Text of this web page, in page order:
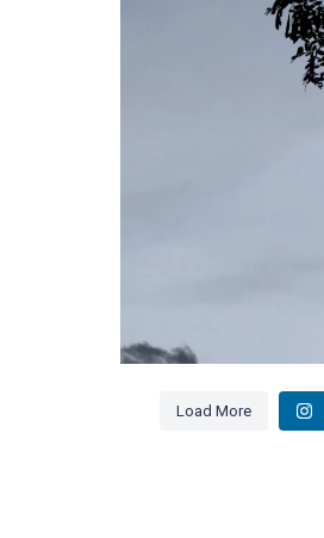
6
Load More